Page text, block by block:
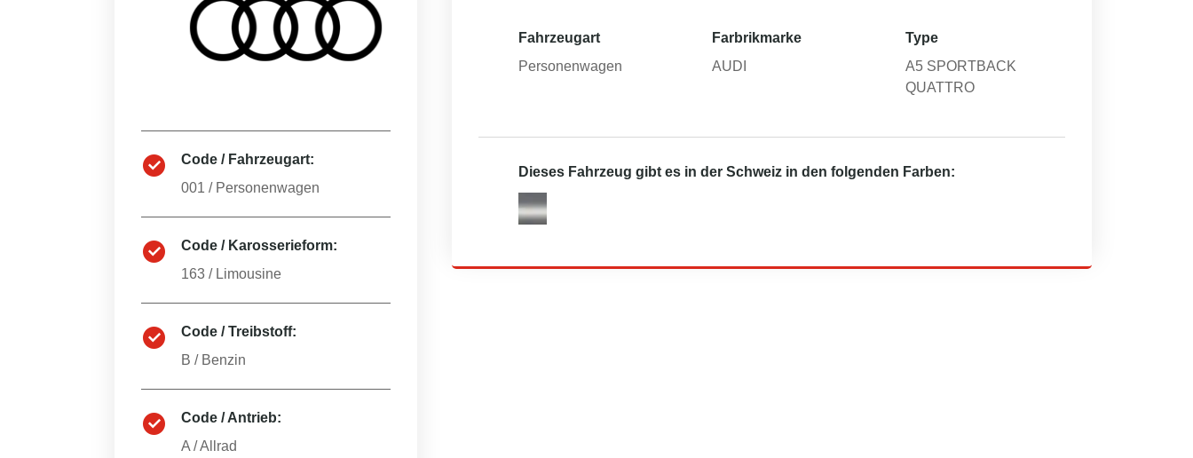
Code / Fahrzeugart:
001 / Personenwagen
Code / Karosserieform:
163 / Limousine
Code / Treibstoff:
B / Benzin
Code / Antrieb:
A /Allrad
Fahrzeugart
Personenwagen
Farbrikmarke
AUDI
Type
A5 SPORTBACK
QUATTRO
Dieses Fahrzeug gibt es in der Schweiz in den folgenden Farben: